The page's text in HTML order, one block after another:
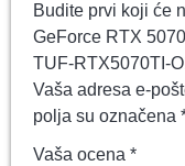
Budite prvi koji će
GeForce RTX
TUF-RTX5070TI-
Vaša adresa e-
polja su označena
Vaša ocena *